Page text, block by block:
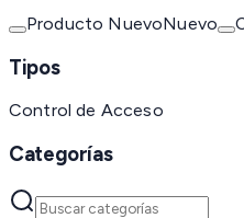
Producto NuevoNuevo
Tipos
Control de Acceso
Categorías